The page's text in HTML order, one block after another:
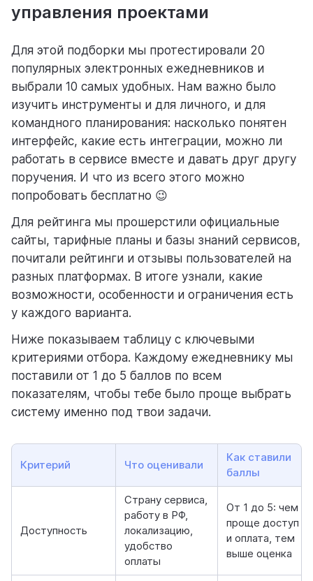
управления проектами
Для этой подборки мы протестировали 20
популярных электронных ежедневников и
выбрали 10 самых удобных. Нам важно было
изучить инструменты и для личного, и для
командного планирования: насколько понятен
интерфейс, какие есть интеграции, можно ли
работать в сервисе вместе и давать друг другу
поручения. И что из всего этого можно
попробовать бесплатно 😉
Для рейтинга мы прошерстили официальные
сайты, тарифные планы и базы знаний сервисов,
почитали рейтинги и отзывы пользователей на
разных платформах. В итоге узнали, какие
возможности, особенности и ограничения есть
у каждого варианта.
Ниже показываем таблицу с ключевыми
критериями отбора. Каждому ежедневнику мы
поставили от 1 до 5 баллов по всем
показателям, чтобы тебе было проще выбрать
систему именно под твои задачи.
Критерий Что оценивали
Как ставили
баллы
Доступность
Страну сервиса,
работу в РФ,
локализацию,
удобство
оплаты
От 1 до 5: чем
проще доступ
и оплата, тем
выше оценка